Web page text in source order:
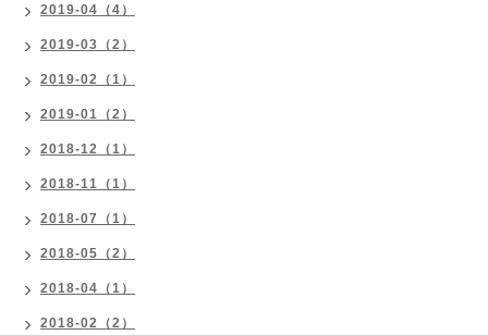
2019-04（4）
2019-03（2）
2019-02（1）
2019-01（2）
2018-12（1）
2018-11（1）
2018-07（1）
2018-05（2）
2018-04（1）
2018-02（2）